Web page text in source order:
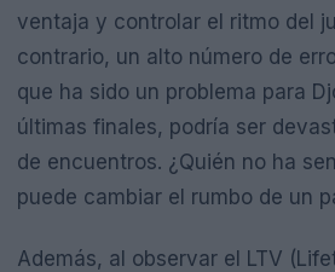
ventaja y controlar el ritmo del
contrario, un alto número de
que ha sido un problema para
últimas finales, podría ser
de encuentros. ¿Quién no ha
puede cambiar el rumbo de un
Además, al observar el LTV